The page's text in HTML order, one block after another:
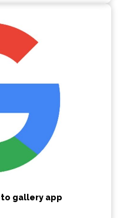
gallery app